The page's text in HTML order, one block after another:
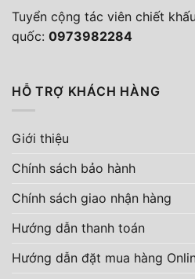
Tuyển cộng tác viên chiết
quốc: 0973982284
HỖ TRỢ KHÁCH HÀNG
Giới thiệu
Chính sách bảo hành
Chính sách giao nhận hàng
Hướng dẫn thanh toán
Hướng dẫn đặt mua hàng